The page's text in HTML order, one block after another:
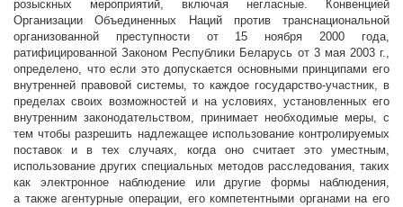
розыскных мероприятий, включая негласные. Конвенцией
Организации Объединенных Наций против транснациональной
организованной преступности от 15 ноября 2000 года,
ратифицированной Законом Республики Беларусь от 3 мая 2003 г.,
определено, что если это допускается основными принципами его
внутренней правовой системы, то каждое государство-участник, в
пределах своих возможностей и на условиях, установленных его
внутренним законодательством, принимает необходимые меры, с
тем чтобы разрешить надлежащее использование контролируемых
поставок и в тех случаях, когда оно считает это уместным,
использование других специальных методов расследования, таких
как электронное наблюдение или другие формы наблюдения,
а также агентурные операции, его компетентными органами на его